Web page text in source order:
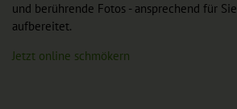
und berührende Fotos - ansprechend für Sie
aufbereitet.
Jetzt online schmökern